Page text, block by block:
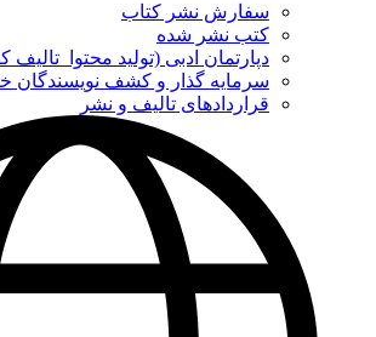
سفارش نشر کتاب
کتب نشر شده
دپارتمان ادبی (تولید
سرمایه گذار و کشف نویسندگان
قراردادهای تالیف و نشر